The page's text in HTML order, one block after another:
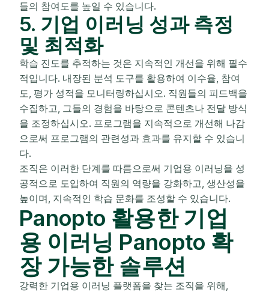
들의 참여도를 높일 수 있습니다.
5. 기업 이러닝 성과 측정
및 최적화
학습 진도를 추적하는 것은 지속적인 개선을 위해 필수
적입니다. 내장된 분석 도구를 활용하여 이수율, 참여
도, 평가 성적을 모니터링하십시오. 직원들의 피드백을
수집하고, 그들의 경험을 바탕으로 콘텐츠나 전달 방식
을 조정하십시오. 프로그램을 지속적으로 개선해 나감
으로써 프로그램의 관련성과 효과를 유지할 수 있습니
다.
조직은 이러한 단계를 따름으로써 기업용 이러닝을 성
공적으로 도입하여 직원의 역량을 강화하고, 생산성을
높이며, 지속적인 학습 문화를 조성할 수 있습니다.
Panopto 활용한 기업
용 이러닝 Panopto 확
장 가능한 솔루션
강력한 기업용 이러닝 플랫폼을 찾는 조직을 위해,